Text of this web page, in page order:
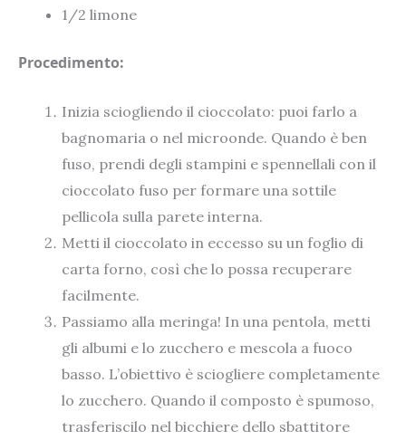
1/2 limone
Procedimento:
Inizia sciogliendo il cioccolato: puoi farlo a
bagnomaria o nel microonde. Quando è ben
fuso, prendi degli stampini e spennellali con il
cioccolato fuso per formare una sottile
pellicola sulla parete interna.
Metti il cioccolato in eccesso su un foglio di
carta forno, così che lo possa recuperare
facilmente.
Passiamo alla meringa! In una pentola, metti
gli albumi e lo zucchero e mescola a fuoco
basso. L’obiettivo è sciogliere completamente
lo zucchero. Quando il composto è spumoso,
trasferiscilo nel bicchiere dello sbattitore